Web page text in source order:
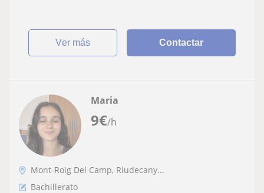
ver más Contactar
9€/h
Maria
Mont-Roig Del Camp, Riudecany...
Bachillerato